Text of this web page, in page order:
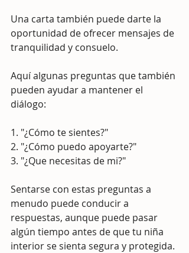
Una carta también puede darte la
oportunidad de ofrecer mensajes de
tranquilidad y consuelo.
Aquí algunas preguntas que también
pueden ayudar a mantener el
diálogo:
1. "¿Cómo te sientes?"
2. "¿Cómo puedo apoyarte?"
3. "¿Que necesitas de mi?"
Sentarse con estas preguntas a
menudo puede conducir a
respuestas, aunque puede pasar
algún tiempo antes de que tu niña
interior se sienta segura y protegida.